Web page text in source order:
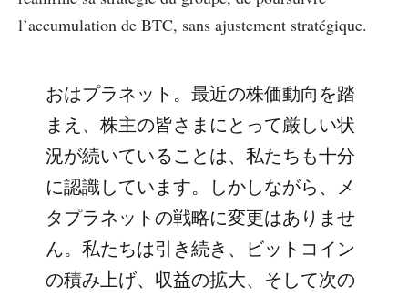
l’accumulation de BTC, sans ajustement stratégique.
おはプラネット。最近の株価動向を踏
まえ、株主の皆さまにとって厳しい状
況が続いていることは、私たちも十分
に認識しています。しかしながら、メ
タプラネットの戦略に変更はありませ
ん。私たちは引き続き、ビットコイン
の積み上げ、収益の拡大、そして次の